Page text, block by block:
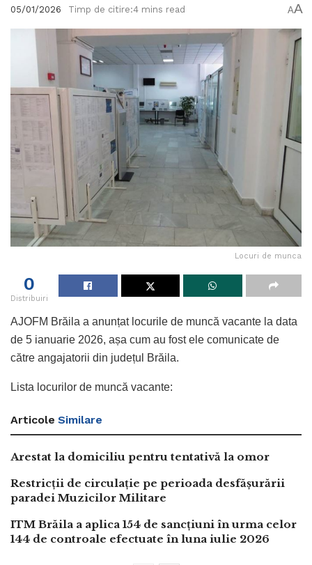
05/01/2026 Timp de citire:4 mins read AA
Locuri de munca
0
Distribuiri
AJOFM Brăila a anunțat locurile de muncă vacante la data
de 5 ianuarie 2026, așa cum au fost ele comunicate de
către angajatorii din județul Brăila.
Lista locurilor de muncă vacante:
Articole Similare
Arestat la domiciliu pentru tentativă la omor
Restricții de circulație pe perioada desfășurării
paradei Muzicilor Militare
ITM Brăila a aplica 154 de sancțiuni în urma celor
144 de controale efectuate în luna iulie 2026